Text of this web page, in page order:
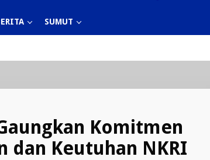
SUMUT
Komitmen
dan Keutuhan NKRI